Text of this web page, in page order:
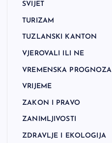
SVIJET
TURIZAM
TUZLANSKI KANTON
VJEROVALI ILI NE
VREMENSKA PROGNOZA
VRIJEME
ZAKON I PRAVO
ZANIMLJIVOSTI
ZDRAVLJE I EKOLOGIJA